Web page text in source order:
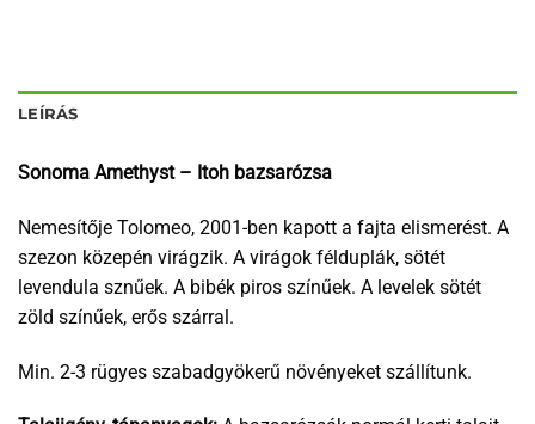
LEÍRÁS
Sonoma Amethyst – Itoh bazsarózsa
Nemesítője Tolomeo, 2001-ben kapott a fajta elismerést. A
szezon közepén virágzik. A virágok félduplák, sötét
levendula sznűek. A bibék piros színűek. A levelek sötét
zöld színűek, erős szárral.
Min. 2-3 rügyes szabadgyökerű növényeket szállítunk.